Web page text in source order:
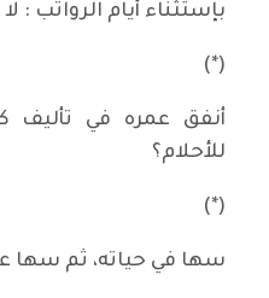
بإستثناء أيام الرواتب :
(*)
أنفق عمره في تأليف
للأحلام؟
(*)
سها في حياته، ثم سها